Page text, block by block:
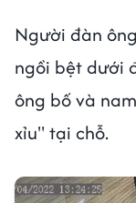
Người đàn
ngồi bệt dưới
ông bố và
xỉu" tại chỗ.